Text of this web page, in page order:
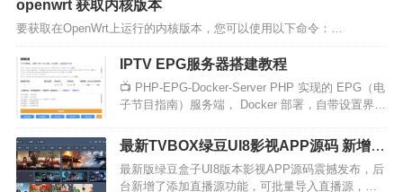
件包列…
openwrt 获取内核版本
要获取在OpenWrt上运行的内核版本，您可以使用以下命令：…
IPTV EPG服务器搭建教程
📺 PHP-EPG-Docker-Server PHP 实现的 EPG（电
子节目指南）服务端， Docker 部署，自带设置界
最新TVBOX绿豆UI8影视APP源码 新增带
直播管理以及加密功能
最新版绿豆盒子UI8版本影视APP源码震撼发布，后
台新增了添加直播源功能，可批量导入直播源，并